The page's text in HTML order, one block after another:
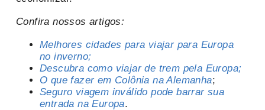
Confira nossos artigos:
Melhores cidades para viajar para Europa
no inverno;
Descubra como viajar de trem pela Europa;
O que fazer em Colônia na Alemanha;
Seguro viagem inválido pode barrar sua
entrada na Europa.